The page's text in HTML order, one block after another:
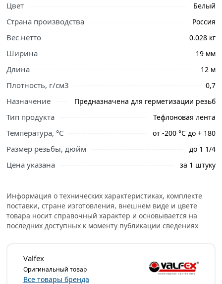
Ознакомьтесь с подробными характеристиками,
описанием и отзывами о товаре, чтобы сделать
правильный выбор и заказать онлайн. Наши
профессиональные менеджеры обработают заказ и
свяжутся с Вами для согласования условий доставки
ФУМ-лента Valfex белая (плотность 0,7 г/см³)
Обеспечивает надежное уплотнение, предотвращает
протечки, устойчива к влаге, перепадам давления и
температуры.
сантехнических систем.
Условия доставки и цены на товар Фум лента для воды
Цвет Белый
Страна производства Россия
Вес нетто 0.028 кг
Ширина 19 мм
Длина 12 м
Плотность, г/см3 0,7
Назначение Предназначена для герметизации резьб
Тип продукта Тефлоновая лента
Температура, °С от -200 °С до + 180
Размер резьбы, дюйм до 1 1/4
Цена указана за 1 штуку
Информация о технических характеристиках, комплекте
поставки, стране изготовления, внешнем виде и цвете
товара носит справочный характер и основывается на
последних доступных к моменту публикации сведениях
Valfex
Оригинальный товар
Все товары бренда